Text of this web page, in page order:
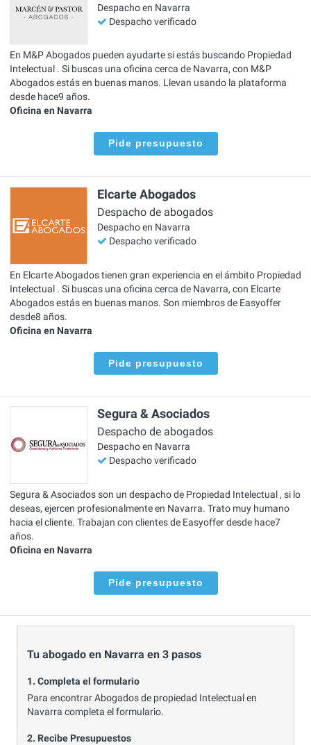
Despacho en Navarra
Despacho verificado
En M&P Abogados pueden ayudarte si estás buscando Propiedad
Intelectual . Si buscas una oficina cerca de Navarra, con M&P
Abogados estás en buenas manos. Llevan usando la plataforma
desde hace9 años.
Oficina en Navarra
Pide presupuesto
Elcarte Abogados
Despacho de abogados
Despacho en Navarra
Despacho verificado
En Elcarte Abogados tienen gran experiencia en el ámbito Propiedad
Intelectual . Si buscas una oficina cerca de Navarra, con Elcarte
Abogados estás en buenas manos. Son miembros de Easyoffer
desde8 años.
Oficina en Navarra
Pide presupuesto
Segura & Asociados
Despacho de abogados
Despacho en Navarra
Despacho verificado
Segura & Asociados son un despacho de Propiedad Intelectual , si lo
deseas, ejercen profesionalmente en Navarra. Trato muy humano
hacia el cliente. Trabajan con clientes de Easyoffer desde hace7
años.
Oficina en Navarra
Pide presupuesto
Tu abogado en Navarra en 3 pasos
1. Completa el formulario
Para encontrar Abogados de propiedad Intelectual en
Navarra completa el formulario.
2. Recibe Presupuestos